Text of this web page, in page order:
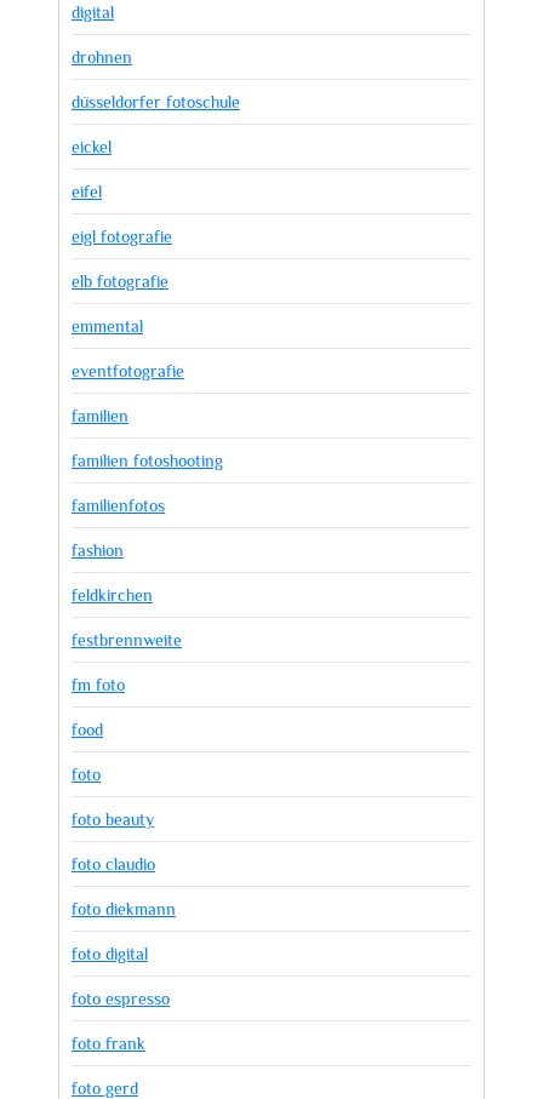
digital
drohnen
düsseldorfer fotoschule
eickel
eifel
eigl fotografie
elb fotografie
emmental
eventfotografie
familien
familien fotoshooting
familienfotos
fashion
feldkirchen
festbrennweite
fm foto
food
foto
foto beauty
foto claudio
foto diekmann
foto digital
foto espresso
foto frank
foto gerd